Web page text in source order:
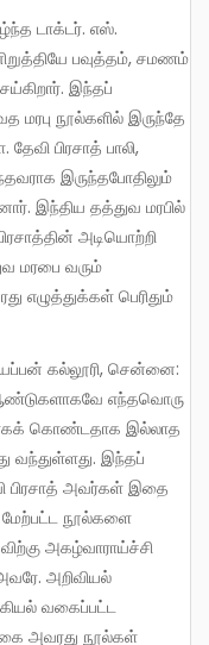
பவுத்தம், சமணம்
இந்தப்
நூல்களில் இருந்தே
பிரசாத் பாலி,
இருந்தபோதிலும்
இந்திய தத்துவ மரபில்
அடியொற்றி
மரபை வரும்
எழுத்துக்கள் பெரிதும்
கல்லூரி, சென்னை:
எந்தவொரு
கொண்டதாக இல்லாத
வந்துள்ளது. இந்தப்
பிரசாத் அவர்கள் இதை
மேற்பட்ட நூல்களை
அகழ்வாராய்ச்சி
அறிவியல்
வகைப்பட்ட
அவரது நூல்கள்